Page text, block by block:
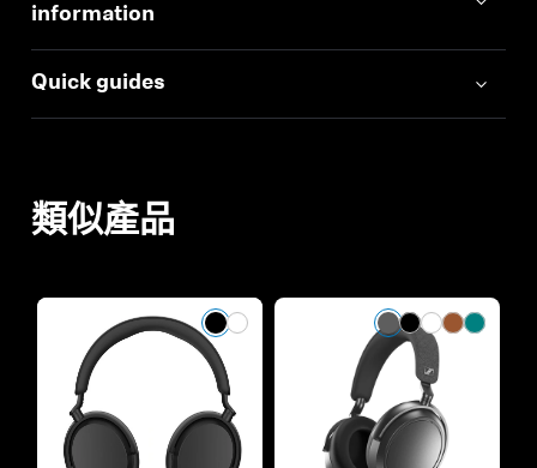
information
Quick guides
類似產品